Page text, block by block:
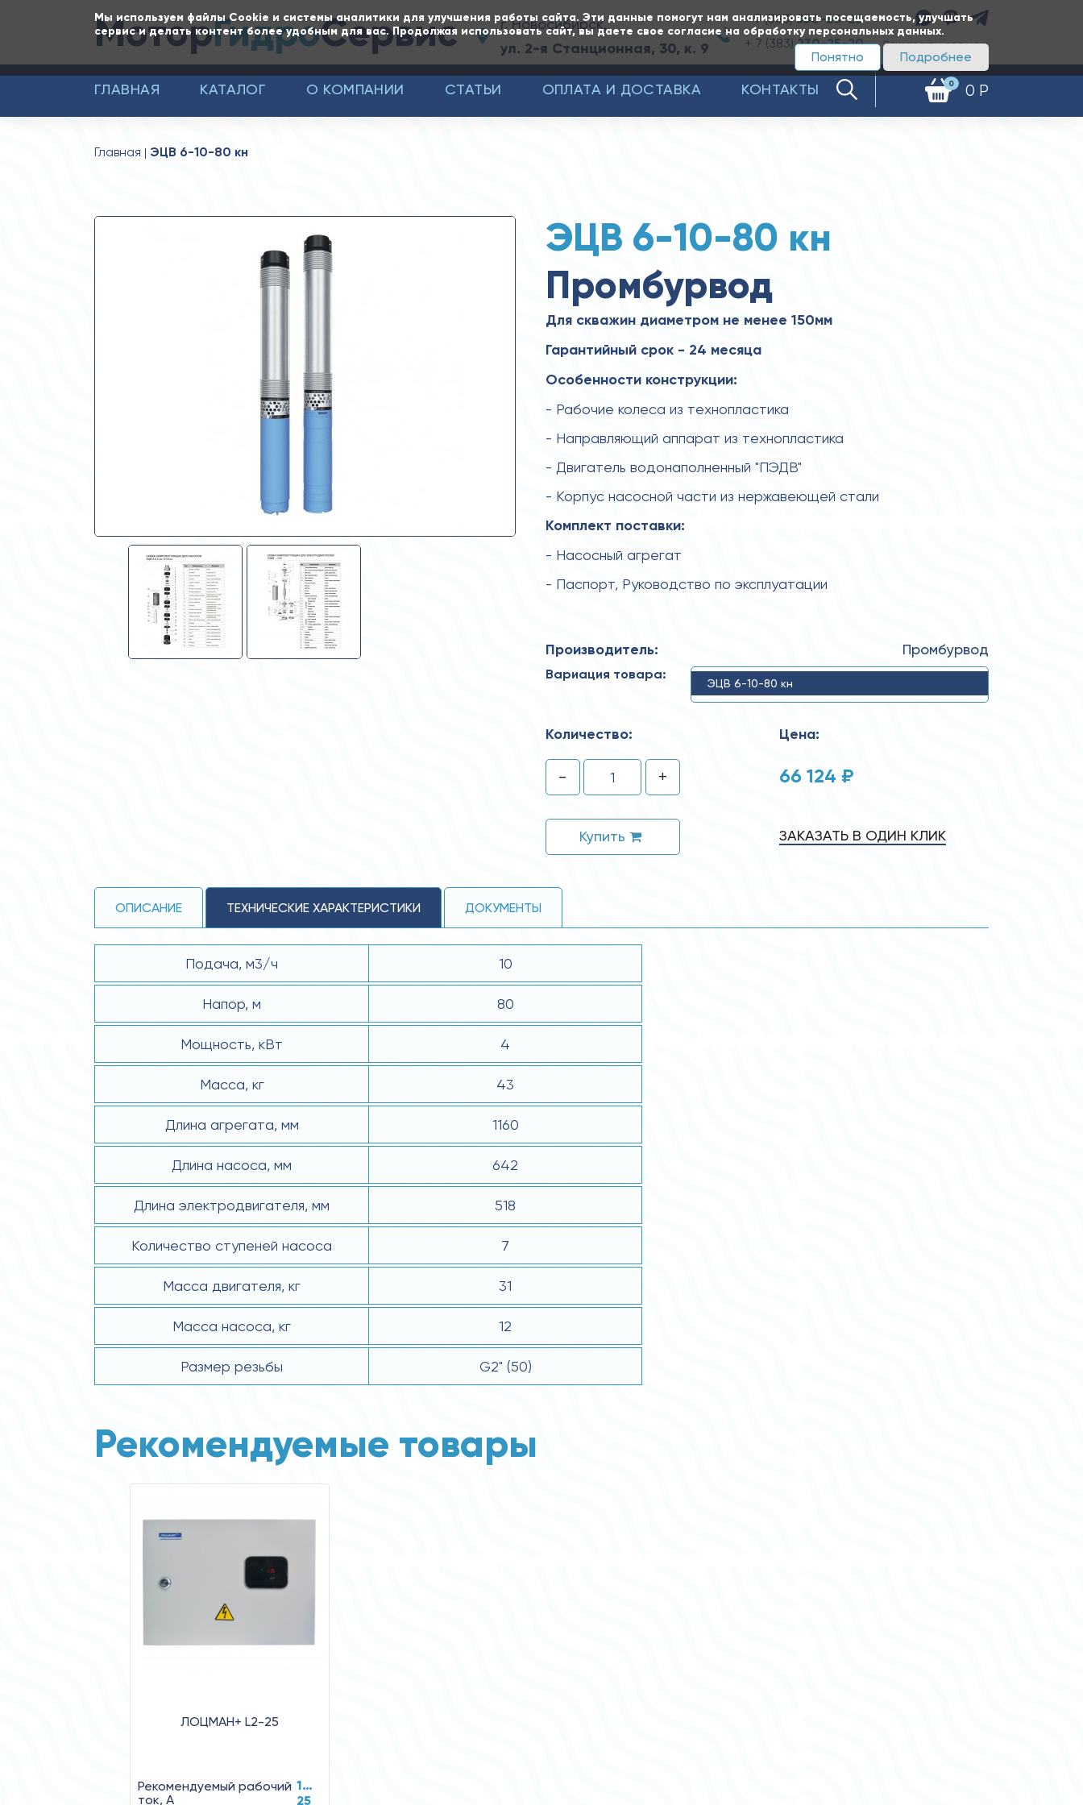
Мы используем файлы Cookie и системы аналитики для улучшения работы сайта. Эти данные помогут нам анализировать посещаемость, улучшать
сервис и делать контент более удобным для вас. Продолжая использовать сайт, вы даете свое согласие на обработку персональных данных.
Подробнее
Понятно
МоторГидроСервис г. Новосибирск,
ул. 2-я Станционная, 30, к. 9
+ 7 (383)350-65-20
+ 7 (383)230-25-20 Заказать звонок
0 0 Р
ГЛАВНАЯ КАТАЛОГ О КОМПАНИИ СТАТЬИ ОПЛАТА И ДОСТАВКА КОНТАКТЫ
Главная ЭЦВ 6-10-80 кн
ЭЦВ 6-10-80 кн
Промбурвод
Для скважин диаметром не менее 150мм
Гарантийный срок - 24 месяца
Особенности конструкции:
- Рабочие колеса из технопластика
- Направляющий аппарат из технопластика
- Двигатель водонаполненный "ПЭДВ"
- Корпус насосной части из нержавеющей стали
Комплект поставки:
- Насосный агрегат
- Паспорт, Руководство по эксплуатации
Производитель: Промбурвод
Вариация товара:
ЭЦВ 6-10-80 кн
Количество:
- +
Купить
Цена:
66 124 ₽
ЗАКАЗАТЬ В ОДИН КЛИК
ОПИСАНИЕ ТЕХНИЧЕСКИЕ ХАРАКТЕРИСТИКИ ДОКУМЕНТЫ
Подача, м3/ч 10
Напор, м 80
Мощность, кВт 4
Масса, кг 43
Длина агрегата, мм 1160
Длина насоса, мм 642
Длина электродвигателя, мм 518
Количество ступеней насоса 7
Масса двигателя, кг 31
Масса насоса, кг 12
Размер резьбы G2" (50)
Рекомендуемые товары
ЛОЦМАН+ L2-25
Рекомендуемый рабочий
ток, А
1…
25